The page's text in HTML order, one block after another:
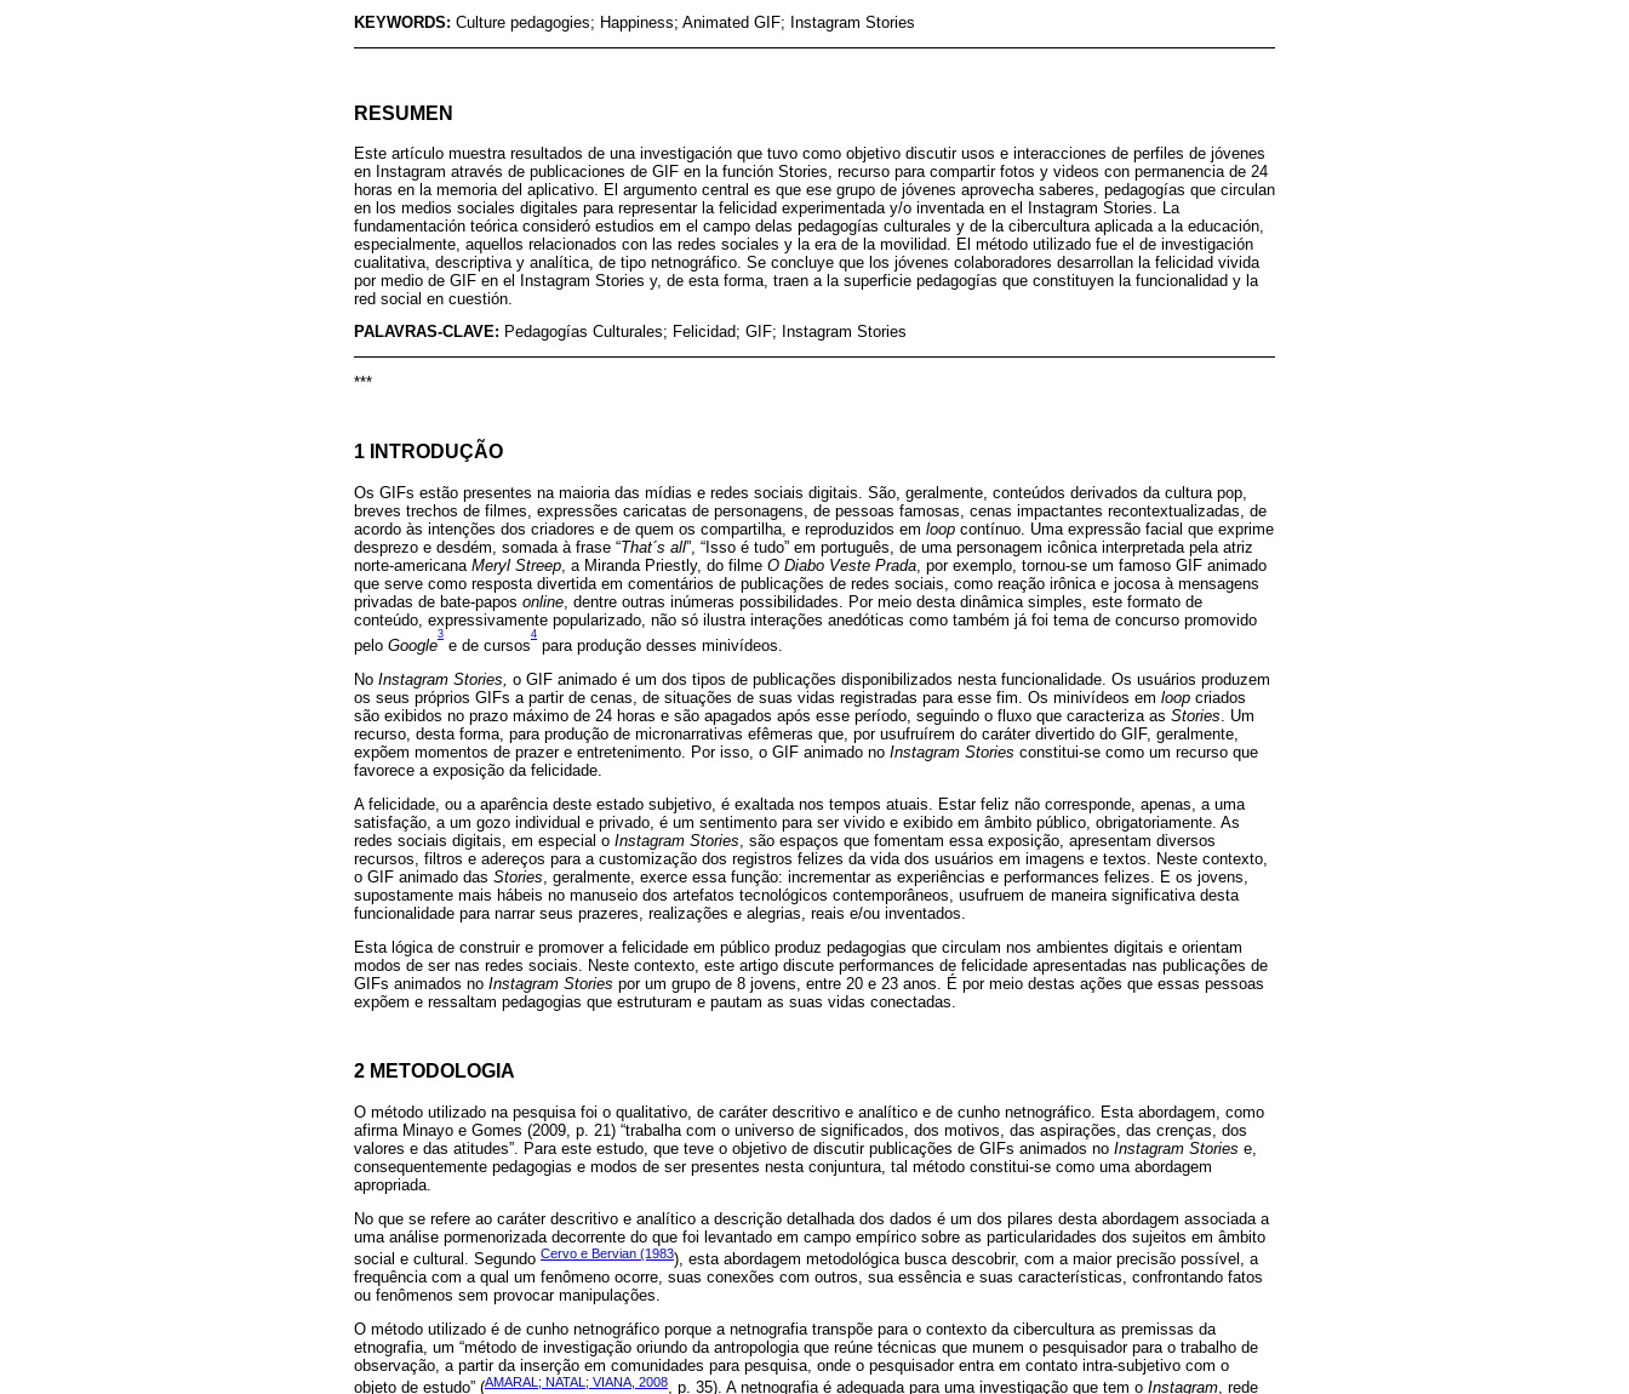
KEYWORDS: Culture pedagogies; Happiness; Animated GIF; Instagram Stories
RESUMEN
Este artículo muestra resultados de una investigación que tuvo como objetivo discutir usos e interacciones de perfiles de jóvenes
en Instagram através de publicaciones de GIF en la función Stories, recurso para compartir fotos y videos con permanencia de 24
horas en la memoria del aplicativo. El argumento central es que ese grupo de jóvenes aprovecha saberes, pedagogías que circulan
en los medios sociales digitales para representar la felicidad experimentada y/o inventada en el Instagram Stories. La
fundamentación teórica consideró estudios em el campo delas pedagogías culturales y de la cibercultura aplicada a la educación,
especialmente, aquellos relacionados con las redes sociales y la era de la movilidad. El método utilizado fue el de investigación
cualitativa, descriptiva y analítica, de tipo netnográfico. Se concluye que los jóvenes colaboradores desarrollan la felicidad vivida
por medio de GIF en el Instagram Stories y, de esta forma, traen a la superficie pedagogías que constituyen la funcionalidad y la
red social en cuestión.
PALAVRAS-CLAVE: Pedagogías Culturales; Felicidad; GIF; Instagram Stories
***
1 INTRODUÇÃO
Os GIFs estão presentes na maioria das mídias e redes sociais digitais. São, geralmente, conteúdos derivados da cultura pop,
breves trechos de filmes, expressões caricatas de personagens, de pessoas famosas, cenas impactantes recontextualizadas, de
acordo às intenções dos criadores e de quem os compartilha, e reproduzidos em loop contínuo. Uma expressão facial que exprime
desprezo e desdém, somada à frase “That´s all”, “Isso é tudo” em português, de uma personagem icônica interpretada pela atriz
norte-americana Meryl Streep , a Miranda Priestly, do filme O Diabo Veste Prada , por exemplo, tornou-se um famoso GIF animado
que serve como resposta divertida em comentários de publicações de redes sociais, como reação irônica e jocosa à mensagens
privadas de bate-papos online , dentre outras inúmeras possibilidades. Por meio desta dinâmica simples, este formato de
conteúdo, expressivamente popularizado, não só ilustra interações anedóticas como também já foi tema de concurso promovido
pelo Google
3
e de cursos
4
para produção desses minivídeos.
No Instagram Stories, o GIF animado é um dos tipos de publicações disponibilizados nesta funcionalidade. Os usuários produzem
os seus próprios GIFs a partir de cenas, de situações de suas vidas registradas para esse fim. Os minivídeos em loop criados
são exibidos no prazo máximo de 24 horas e são apagados após esse período, seguindo o fluxo que caracteriza as Stories . Um
recurso, desta forma, para produção de micronarrativas efêmeras que, por usufruírem do caráter divertido do GIF, geralmente,
expõem momentos de prazer e entretenimento. Por isso, o GIF animado no Instagram Stories constitui-se como um recurso que
favorece a exposição da felicidade.
A felicidade, ou a aparência deste estado subjetivo, é exaltada nos tempos atuais. Estar feliz não corresponde, apenas, a uma
satisfação, a um gozo individual e privado, é um sentimento para ser vivido e exibido em âmbito público, obrigatoriamente. As
redes sociais digitais, em especial o Instagram Stories, são espaços que fomentam essa exposição, apresentam diversos
recursos, filtros e adereços para a customização dos registros felizes da vida dos usuários em imagens e textos. Neste contexto,
o GIF animado das Stories, geralmente, exerce essa função: incrementar as experiências e performances felizes. E os jovens,
supostamente mais hábeis no manuseio dos artefatos tecnológicos contemporâneos, usufruem de maneira significativa desta
funcionalidade para narrar seus prazeres, realizações e alegrias, reais e/ou inventados.
Esta lógica de construir e promover a felicidade em público produz pedagogias que circulam nos ambientes digitais e orientam
modos de ser nas redes sociais. Neste contexto, este artigo discute performances de felicidade apresentadas nas publicações de
GIFs animados no Instagram Stories por um grupo de 8 jovens, entre 20 e 23 anos. É por meio destas ações que essas pessoas
expõem e ressaltam pedagogias que estruturam e pautam as suas vidas conectadas.
2 METODOLOGIA
O método utilizado na pesquisa foi o qualitativo, de caráter descritivo e analítico e de cunho netnográfico. Esta abordagem, como
afirma Minayo e Gomes (2009, p. 21) “trabalha com o universo de significados, dos motivos, das aspirações, das crenças, dos
valores e das atitudes”. Para este estudo, que teve o objetivo de discutir publicações de GIFs animados no Instagram Stories e,
consequentemente pedagogias e modos de ser presentes nesta conjuntura, tal método constitui-se como uma abordagem
apropriada.
No que se refere ao caráter descritivo e analítico a descrição detalhada dos dados é um dos pilares desta abordagem associada a
uma análise pormenorizada decorrente do que foi levantado em campo empírico sobre as particularidades dos sujeitos em âmbito
social e cultural. Segundo Cervo e Bervian (1983), esta abordagem metodológica busca descobrir, com a maior precisão possível, a
frequência com a qual um fenômeno ocorre, suas conexões com outros, sua essência e suas características, confrontando fatos
ou fenômenos sem provocar manipulações.
O método utilizado é de cunho netnográfico porque a netnografia transpõe para o contexto da cibercultura as premissas da
etnografia, um “método de investigação oriundo da antropologia que reúne técnicas que munem o pesquisador para o trabalho de
observação, a partir da inserção em comunidades para pesquisa, onde o pesquisador entra em contato intra-subjetivo com o
objeto de estudo” (AMARAL; NATAL; VIANA, 2008, p. 35). A netnografia é adequada para uma investigação que tem o Instagram, rede